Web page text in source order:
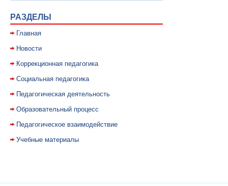
РАЗДЕЛЫ
Главная
Новости
Коррекционная педагогика
Социальная педагогика
Педагогическая деятельность
Образовательный процесс
Педагогическое взаимодействие
Учебные материалы